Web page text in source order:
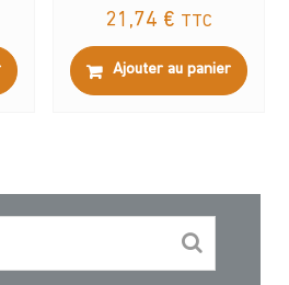
21,74 € TTC
Ajouter au panier